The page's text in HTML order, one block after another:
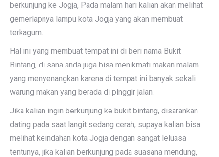
berkunjung ke Jogja, Pada malam hari kalian akan melihat
gemerlapnya lampu kota Jogja yang akan membuat
terkagum.
Hal ini yang membuat tempat ini di beri nama Bukit
Bintang, di sana anda juga bisa menikmati makan malam
yang menyenangkan karena di tempat ini banyak sekali
warung makan yang berada di pinggir jalan.
Jika kalian ingin berkunjung ke bukit bintang, disarankan
dating pada saat langit sedang cerah, supaya kalian bisa
melihat keindahan kota Jogja dengan sangat leluasa
tentunya, jika kalian berkunjung pada suasana mendung,